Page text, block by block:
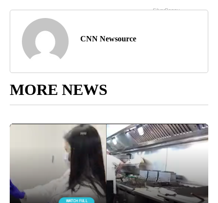
CNN Newsource
MORE NEWS